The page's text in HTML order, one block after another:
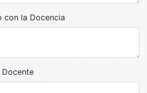
con la Docencia